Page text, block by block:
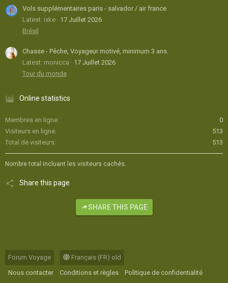
Vols supplémentaires paris - salvador / air france
Latest: ixke
17 Juillet 2026
Brésil
Chasse - Pêche, Voyageur motivé, minimum 3 ans.
Latest: monicca
17 Juillet 2026
Tour du monde
Online statistics
Membres en ligne
0
Visiteurs en ligne
513
Total de visiteurs
513
Nombre total incluant les visiteurs cachés.
Share this page
SHARE THIS PAGE
Forum Voyage
Français (FR) old
Nous contacter
Conditions et règles Politique de confidentialité